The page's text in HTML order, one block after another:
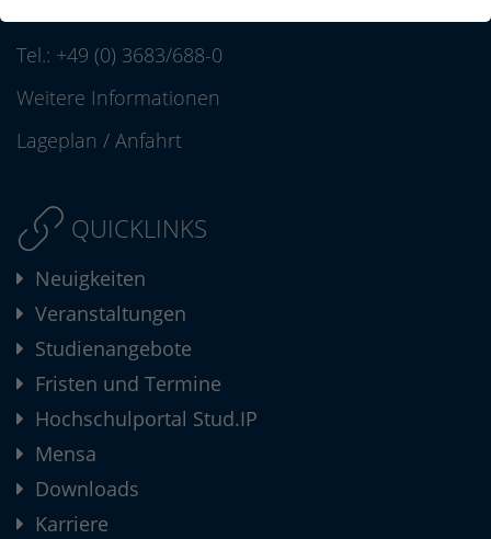
Tel.: +49 (0) 3683/688-0
Weitere Informationen
Lageplan / Anfahrt
QUICKLINKS
Neuigkeiten
Veranstaltungen
Studienangebote
Fristen und Termine
Hochschulportal Stud.IP
Mensa
Downloads
Karriere